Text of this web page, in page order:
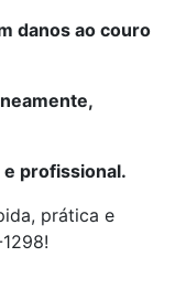
danos ao couro
e profissional.
prática e